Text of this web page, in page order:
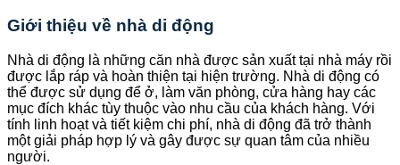
Giới thiệu về nhà di động
Nhà di động là những căn nhà được sản xuất tại nhà máy rồi
được lắp ráp và hoàn thiện tại hiện trường. Nhà di động có
thể được sử dụng để ở, làm văn phòng, cửa hàng hay các
mục đích khác tùy thuộc vào nhu cầu của khách hàng. Với
tính linh hoạt và tiết kiệm chi phí, nhà di động đã trở thành
một giải pháp hợp lý và gây được sự quan tâm của nhiều
người.